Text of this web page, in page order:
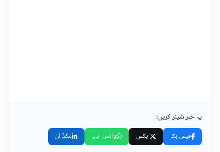
یہ خبر شیئر کریں:
فیس بک ایکس واٹس ایپ لنکڈ اِن